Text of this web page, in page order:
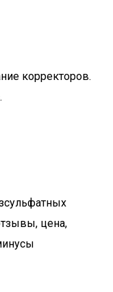
корректоров.
цена,